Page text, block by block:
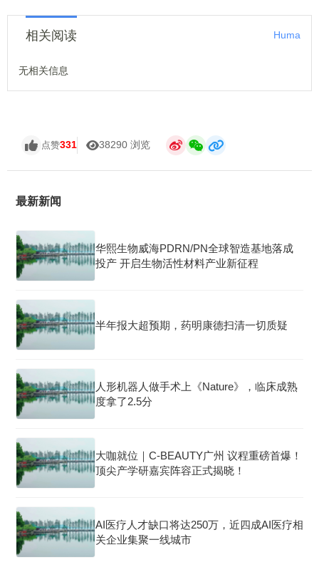
相关阅读 Huma
无相关信息
点赞331 38290 浏览
最新新闻
华熙生物威海PDRN/PN全球智造基地落成
投产 开启生物活性材料产业新征程
半年报大超预期，药明康德扫清一切质疑
人形机器人做手术上《Nature》，临床成熟
度拿了2.5分
大咖就位｜C-BEAUTY广州 议程重磅首爆！
顶尖产学研嘉宾阵容正式揭晓！
AI医疗人才缺口将达250万，近四成AI医疗相
关企业集聚一线城市